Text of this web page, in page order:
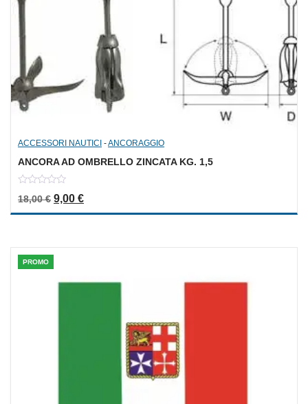
ACCESSORI NAUTICI -ANCORAGGIO
ANCORA AD OMBRELLO ZINCATA KG. 1,5
out
18,00€ Il prezzo originale era: 18,00 €.
9,00 €Il prezzo attuale è: 9,00 €.
PROMO